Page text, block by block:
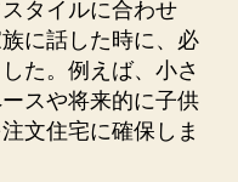
タイルに合わせ
に話した時に、必
た。例えば、小さ
スや将来的に子供
文住宅に確保しま